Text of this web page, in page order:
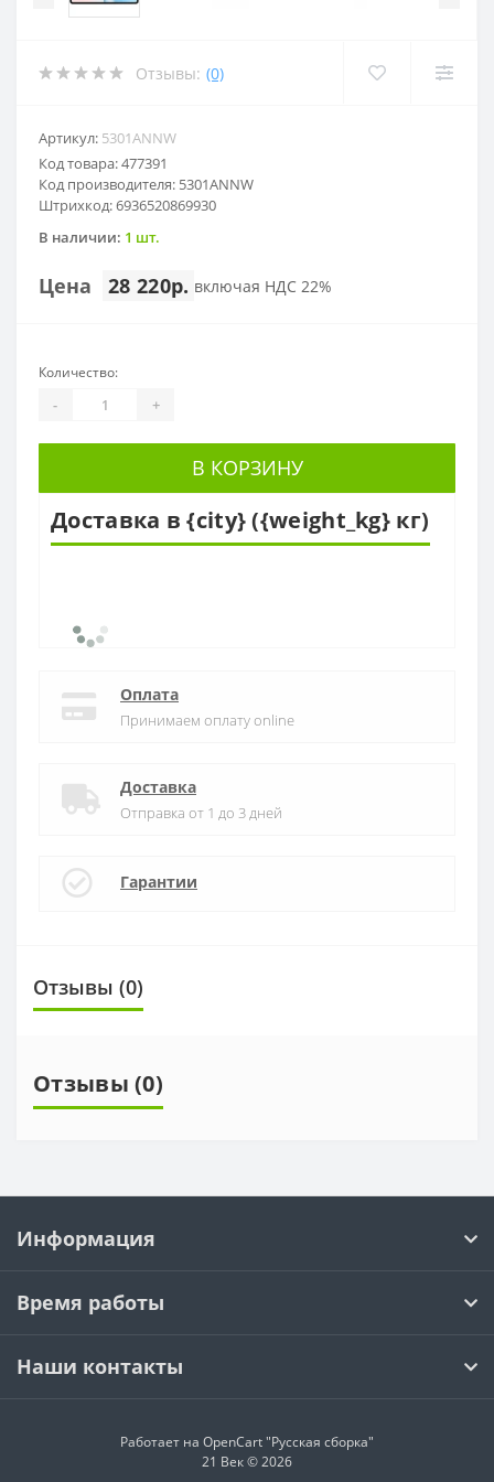
Отзывы: (0)
Артикул: 5301ANNW
Код товара: 477391
Код производителя: 5301ANNW
Штрихкод: 6936520869930
В наличии: 1 шт.
Цена 28 220р. включая НДС 22%
Количество:
- +
В КОРЗИНУ
Доставка в {city} ({weight_kg} кг)
Оплата
Принимаем оплату online
Доставка
Отправка от 1 до 3 дней
Гарантии
Отзывы (0)
Отзывы (0)
Информация
Время работы
Наши контакты
Работает на OpenCart "Русская сборка"
21 Век © 2026